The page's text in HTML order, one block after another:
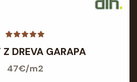
Z DREVA GARAPA
47€/m2